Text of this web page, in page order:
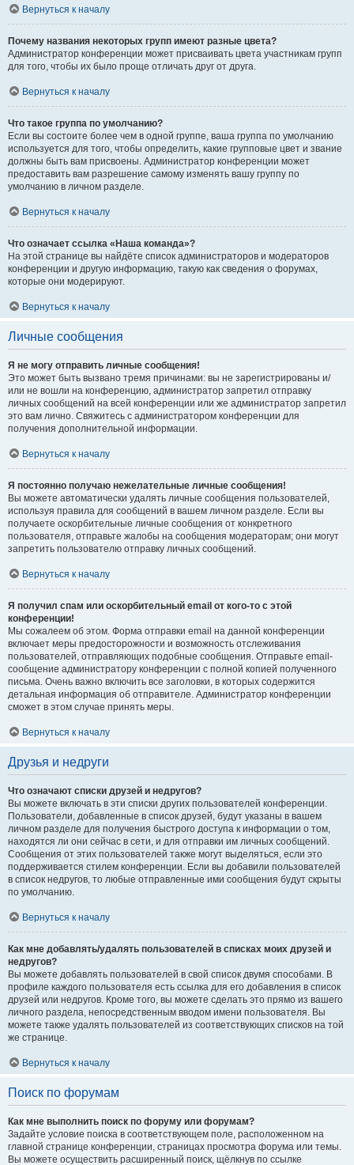
Вернуться к началу
Почему названия некоторых групп имеют разные цвета?
Администратор конференции может присваивать цвета участникам групп
для того, чтобы их было проще отличать друг от друга.
Вернуться к началу
Что такое группа по умолчанию?
Если вы состоите более чем в одной группе, ваша группа по умолчанию
используется для того, чтобы определить, какие групповые цвет и звание
должны быть вам присвоены. Администратор конференции может
предоставить вам разрешение самому изменять вашу группу по
умолчанию в личном разделе.
Вернуться к началу
Что означает ссылка «Наша команда»?
На этой странице вы найдёте список администраторов и модераторов
конференции и другую информацию, такую как сведения о форумах,
которые они модерируют.
Вернуться к началу
Личные сообщения
Я не могу отправить личные сообщения!
Это может быть вызвано тремя причинами: вы не зарегистрированы и/
или не вошли на конференцию, администратор запретил отправку
личных сообщений на всей конференции или же администратор запретил
это вам лично. Свяжитесь с администратором конференции для
получения дополнительной информации.
Вернуться к началу
Я постоянно получаю нежелательные личные сообщения!
Вы можете автоматически удалять личные сообщения пользователей,
используя правила для сообщений в вашем личном разделе. Если вы
получаете оскорбительные личные сообщения от конкретного
пользователя, отправьте жалобы на сообщения модераторам; они могут
запретить пользователю отправку личных сообщений.
Вернуться к началу
Я получил спам или оскорбительный email от кого-то с этой
конференции!
Мы сожалеем об этом. Форма отправки email на данной конференции
включает меры предосторожности и возможность отслеживания
пользователей, отправляющих подобные сообщения. Отправьте email-
сообщение администратору конференции с полной копией полученного
письма. Очень важно включить все заголовки, в которых содержится
детальная информация об отправителе. Администратор конференции
сможет в этом случае принять меры.
Вернуться к началу
Друзья и недруги
Что означают списки друзей и недругов?
Вы можете включать в эти списки других пользователей конференции.
Пользователи, добавленные в список друзей, будут указаны в вашем
личном разделе для получения быстрого доступа к информации о том,
находятся ли они сейчас в сети, и для отправки им личных сообщений.
Сообщения от этих пользователей также могут выделяться, если это
поддерживается стилем конференции. Если вы добавили пользователей
в список недругов, то любые отправленные ими сообщения будут скрыты
по умолчанию.
Вернуться к началу
Как мне добавлять/удалять пользователей в списках моих друзей и
недругов?
Вы можете добавлять пользователей в свой список двумя способами. В
профиле каждого пользователя есть ссылка для его добавления в список
друзей или недругов. Кроме того, вы можете сделать это прямо из вашего
личного раздела, непосредственным вводом имени пользователя. Вы
можете также удалять пользователей из соответствующих списков на той
же странице.
Вернуться к началу
Поиск по форумам
Как мне выполнить поиск по форуму или форумам?
Задайте условие поиска в соответствующем поле, расположенном на
главной странице конференции, страницах просмотра форума или темы.
Вы можете осуществить расширенный поиск, щёлкнув по ссылке